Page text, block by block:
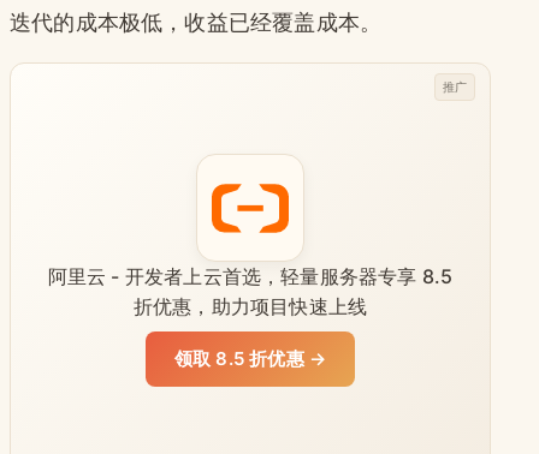
迭代的成本极低，收益已经覆盖成本。
阿里云 - 开发者上云首选，轻量服务器专享 8.5
折优惠，助力项目快速上线
领取 8.5 折优惠 →
推广